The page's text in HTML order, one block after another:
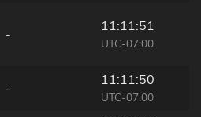
-
11:11:51
UTC-07:00
-
11:11:50
UTC-07:00